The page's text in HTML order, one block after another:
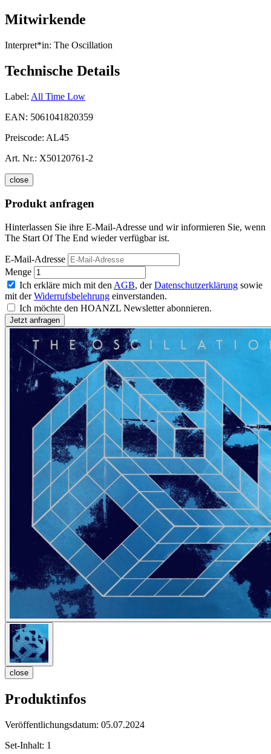
Mitwirkende
Interpret*in: The Oscillation
Technische Details
Label: All Time Low
EAN: 5061041820359
Preiscode: AL45
Art. Nr.: X50120761-2
close
Produkt anfragen
Hinterlassen Sie ihre E-Mail-Adresse und wir informieren Sie, wenn
The Start Of The End wieder verfügbar ist.
E-Mail-Adresse
Menge
Ich erkläre mich mit den AGB, derDatenschutzerklärung sowie
mit derWiderrufsbelehrung einverstanden.
Ich möchte den HOANZL Newsletter abonnieren.
close
Produktinfos
Veröffentlichungsdatum: 05.07.2024
Set-Inhalt: 1